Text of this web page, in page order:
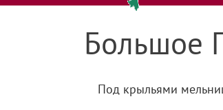
Большое
Под крыльями